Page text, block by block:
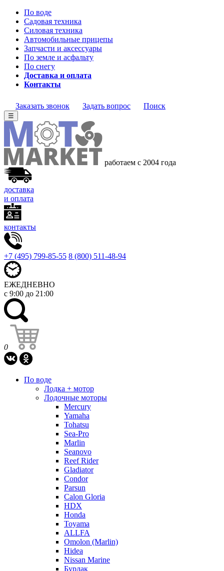
По воде
Садовая техника
Силовая техника
Автомобильные прицепы
Запчасти и аксессуары
По земле и асфальту
По снегу
Доставка и оплата
Контакты
Заказать звонок Задать вопрос Поиск
☰
работаем с 2004 года
доставка
и оплата
контакты
+7 (495) 799-85-55 8 (800) 511-48-94
ЕЖЕДНЕВНО
с 9:00 до 21:00
0
По воде
Лодка + мотор
Лодочные моторы
Mercury
Yamaha
Tohatsu
Sea-Pro
Marlin
Seanovo
Reef Rider
Gladiator
Condor
Parsun
Calon Gloria
HDX
Honda
Toyama
ALLFA
Omolon (Marlin)
Hidea
Nissan Marine
Бурлак